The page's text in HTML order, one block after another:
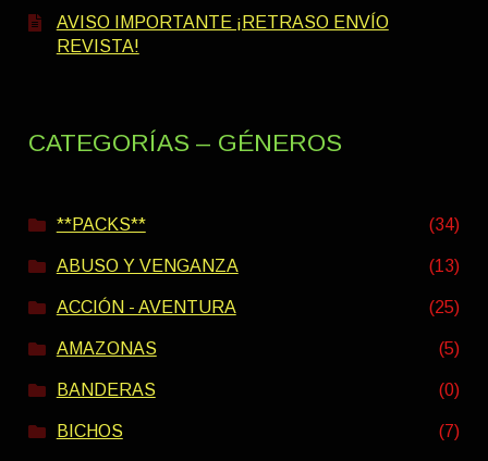
AVISO IMPORTANTE ¡RETRASO ENVÍO
REVISTA!
CATEGORÍAS – GÉNEROS
**PACKS** (34)
ABUSO Y VENGANZA (13)
ACCIÓN - AVENTURA (25)
AMAZONAS (5)
BANDERAS (0)
BICHOS (7)